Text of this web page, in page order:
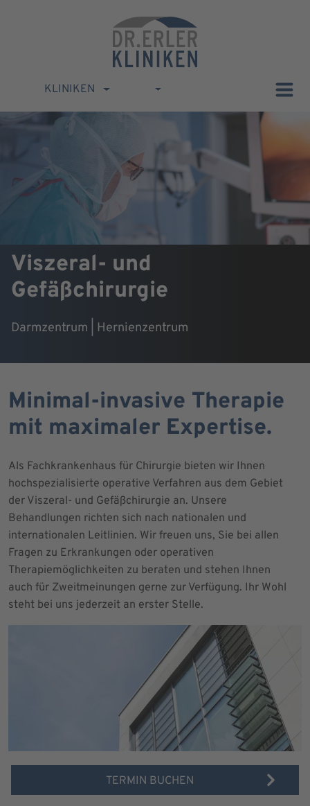
KLINIKEN
Viszeral- und
Gefäßchirurgie
Darmzentrum | Hernienzentrum
Minimal-invasive Therapie
mit maximaler Expertise.
Als Fachkrankenhaus für Chirurgie bieten wir Ihnen
hochspezialisierte operative Verfahren aus dem Gebiet
der Viszeral- und Gefäßchirurgie an. Unsere
Behandlungen richten sich nach nationalen und
internationalen Leitlinien. Wir freuen uns, Sie bei allen
Fragen zu Erkrankungen oder operativen
Therapiemöglichkeiten zu beraten und stehen Ihnen
auch für Zweitmeinungen gerne zur Verfügung. Ihr Wohl
steht bei uns jederzeit an erster Stelle.
TERMIN BUCHEN